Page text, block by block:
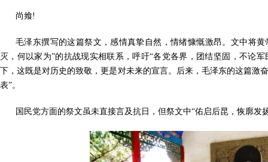
尚飨!
毛泽东撰写的这篇祭文，感情真挚自然，情绪慷慨激昂。文中将
灭，何以家为”的抗战现实相联系，呼吁“各党各界，团结坚固，不论
下，这既是对历史的致敬，更是对未来的宣言。后来，毛泽东的这篇激
表”。
国民党方面的祭文虽未直接言及抗日，但祭文中“佑启后昆，恢廓